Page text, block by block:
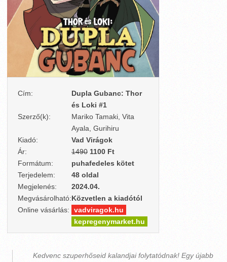
Cím:
Dupla Gubanc: Thor
és Loki #1
Szerző(k):
Mariko Tamaki, Vita
Ayala, Gurihiru
Kiadó:
Vad Virágok
Ár:
1490 1100 Ft
Formátum:
puhafedeles kötet
Terjedelem:
48 oldal
Megjelenés:
2024.04.
Megvásárolható:Közvetlen a kiadótól
Online vásárlás:
vadviragok.hu
kepregenymarket.hu
Kedvenc szuperhőseid kalandjai folytatódnak! Egy újabb